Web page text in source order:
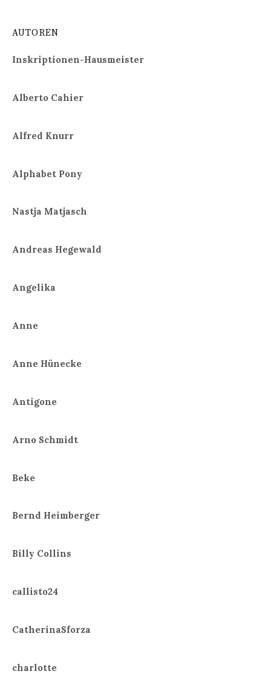
AUTOREN
Inskriptionen-Hausmeister
Alberto Cahier
Alfred Knurr
Alphabet Pony
Nastja Matjasch
Andreas Hegewald
Angelika
Anne
Anne Hünecke
Antigone
Arno Schmidt
Beke
Bernd Heimberger
Billy Collins
callisto24
CatherinaSforza
charlotte